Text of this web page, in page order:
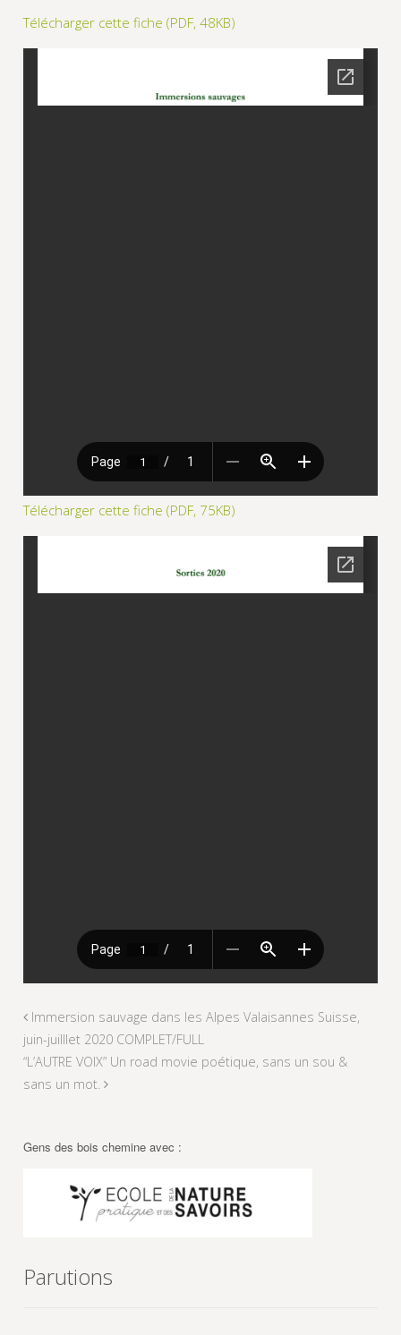
Télécharger cette fiche (PDF, 48KB)
Télécharger cette fiche (PDF, 75KB)
Immersion sauvage dans les Alpes Valaisannes Suisse,
juin-juilllet 2020 COMPLET/FULL
“L’AUTRE VOIX” Un road movie poétique, sans un sou &
sans un mot.
Gens des bois chemine avec :
Parutions